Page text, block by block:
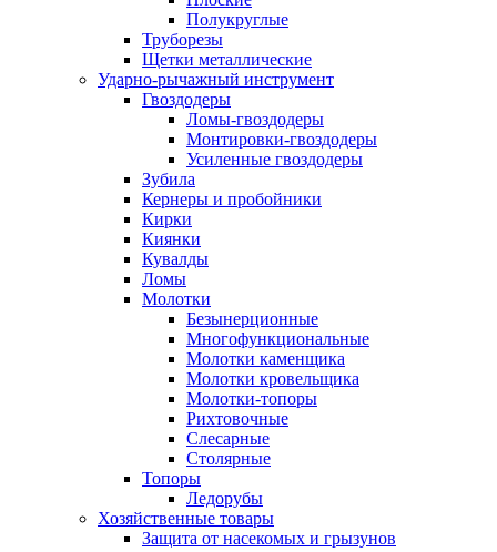
Полукруглые
Труборезы
Щетки металлические
Ударно-рычажный инструмент
Гвоздодеры
Ломы-гвоздодеры
Монтировки-гвоздодеры
Усиленные гвоздодеры
Зубила
Кернеры и пробойники
Кирки
Киянки
Кувалды
Ломы
Молотки
Безынерционные
Многофункциональные
Молотки каменщика
Молотки кровельщика
Молотки-топоры
Рихтовочные
Слесарные
Столярные
Топоры
Ледорубы
Хозяйственные товары
Защита от насекомых и грызунов